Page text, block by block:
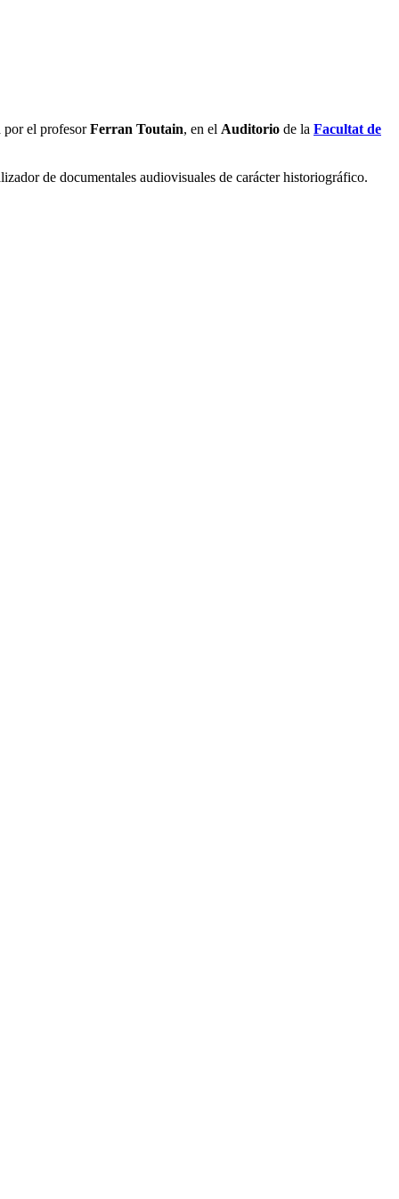
por el profesorFerran Toutain, en el Auditorio de la Facultat de
de documentales audiovisuales de carácter historiográfico.